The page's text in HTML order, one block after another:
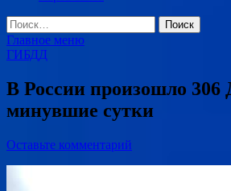
Найти:
Главное меню
ГИБДД
В России произошло 306
минувшие сутки
Оставьте комментарий